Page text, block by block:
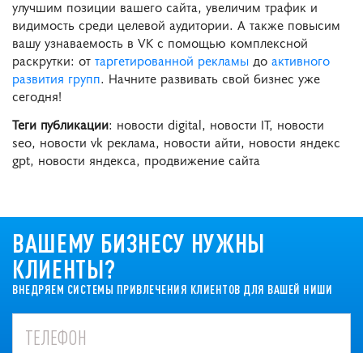
улучшим позиции вашего сайта, увеличим трафик и
видимость среди целевой аудитории. А также повысим
вашу узнаваемость в VK с помощью комплексной
раскрутки: от таргетированной рекламы до активного
развития групп. Начните развивать свой бизнес уже
сегодня!
Теги публикации: новости digital, новости IT, новости
seo, новости vk реклама, новости айти, новости яндекс
gpt, новости яндекса, продвижение сайта
ВАШЕМУ БИЗНЕСУ НУЖНЫ
КЛИЕНТЫ?
ВНЕДРЯЕМ СИСТЕМЫ ПРИВЛЕЧЕНИЯ КЛИЕНТОВ ДЛЯ ВАШЕЙ НИШИ